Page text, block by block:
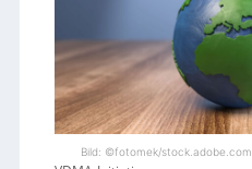
Bild: ©fotomek/stock.adobe.com